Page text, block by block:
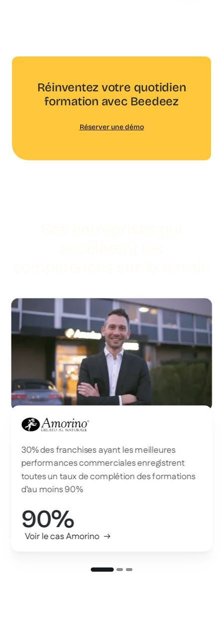
Réinventez votre quotidien
formation avec Beedeez
Réserver une démo
30% des franchises ayant les meilleures
performances commerciales enregistrent
toutes un taux de complétion des formations
d’au moins 90%
90%
Voir le cas Amorino